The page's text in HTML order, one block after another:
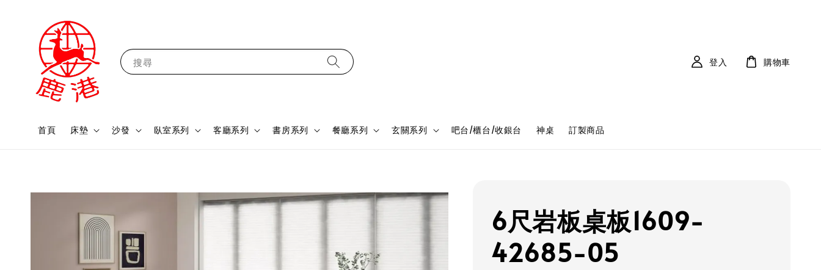
搜尋
首頁 床墊 沙發 臥室系列 客廳系列 書房系列 餐廳系列 玄關系列 吧台/櫃台/收銀台 神桌 訂製商品
登入 購物車
6尺岩板桌板1609-
42685-05